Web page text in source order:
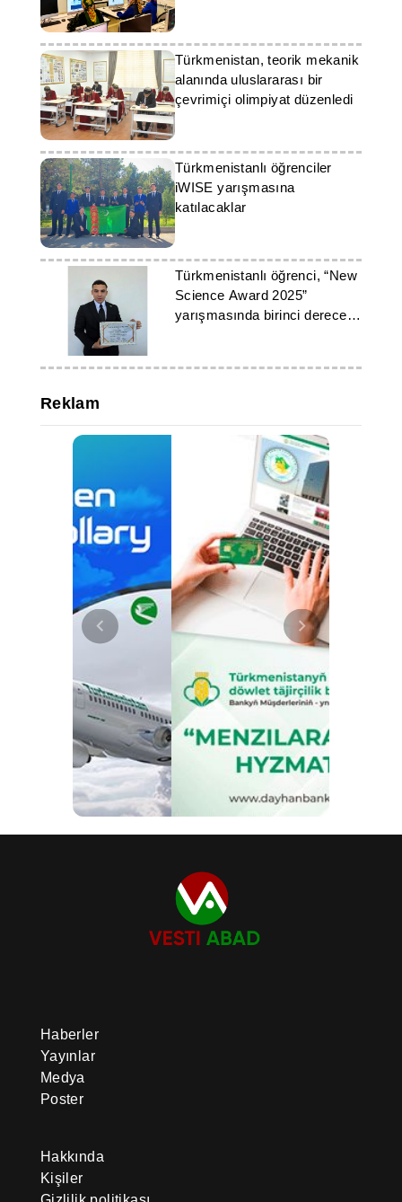
Türkmenistan, teorik mekanik
alanında uluslararası bir
çevrimiçi olimpiyat düzenledi
Türkmenistanlı öğrenciler
iWISE yarışmasına
katılacaklar
Türkmenistanlı öğrenci, “New
Science Award 2025”
yarışmasında birinci derece
Reklam
Haberler
Yayınlar
Medya
Poster
Hakkında
Kişiler